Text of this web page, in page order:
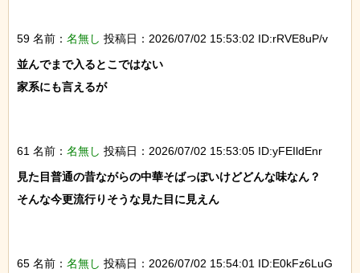
59 名前： 名無し 投稿日：2026/07/02 15:53:02 ID:rRVE8uP/v
並んでまで入るとこではない
家系にも言えるが
61 名前： 名無し 投稿日：2026/07/02 15:53:05 ID:yFEIldEnr
見た目普通の昔ながらの中華そばっぽいけどどんな味なん？
そんな今更流行りそうな見た目に見えん
65 名前： 名無し 投稿日：2026/07/02 15:54:01 ID:E0kFz6LuG